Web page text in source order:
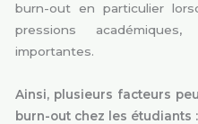
burn-out en particulier
pressions
importantes.
Ainsi, plusieurs facteurs
burn-out chez les étudiants :